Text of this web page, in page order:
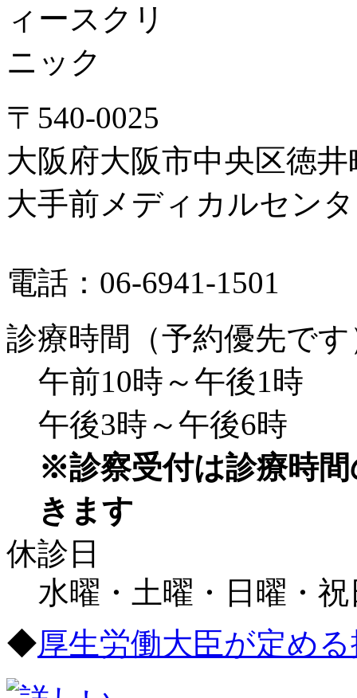
〒540-0025
大阪府大阪市中央区徳井
大手前メディカルセン
電話：06-6941-1501
診療時間（予約優先です
午前10時～午後1時
午後3時～午後6時
※診察受付は診療時
きます
休診日
水曜・土曜・日曜・
◆厚生労働大臣が定め